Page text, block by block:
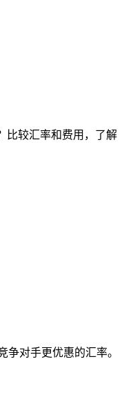
比较汇率和费用，了解
争对手更优惠的汇率。